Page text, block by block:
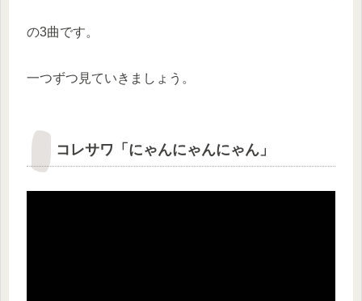
の3曲です。
一つずつ見ていきましょう。
コレサワ「にゃんにゃんにゃん」